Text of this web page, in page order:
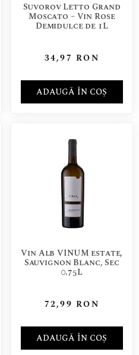
Suvorov Letto Grand
Moscato – Vin Rose
Demidulce de 1L
34,97RON
ADAUGĂ ÎN COȘ
Vin Alb VINUM estate,
Sauvignon Blanc, Sec
0.75L
72,99RON
ADAUGĂ ÎN COȘ